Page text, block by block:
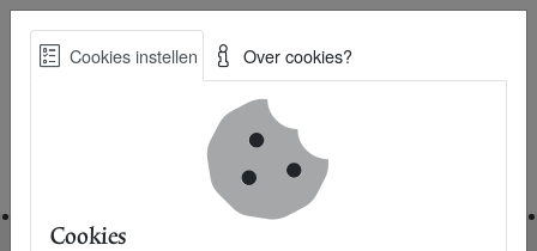
Skip
Best Practices voor een duurzame toekomst
Cookies instellen Over cookies?
Cookies